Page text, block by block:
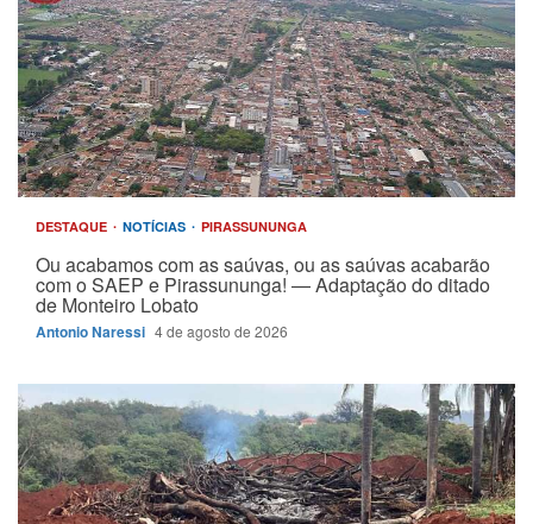
DESTAQUE NOTÍCIAS PIRASSUNUNGA
Ou acabamos com as saúvas, ou as saúvas acabarão
com o SAEP e Pirassununga! — Adaptação do ditado
de Monteiro Lobato
Antonio Naressi 4 de agosto de 2026